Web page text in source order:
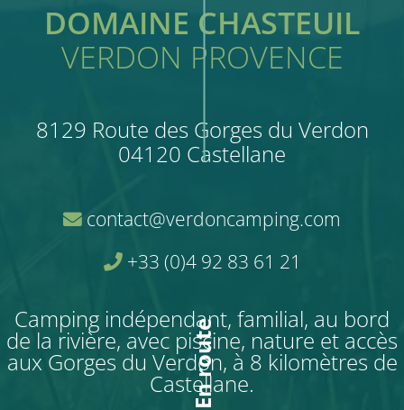
DOMAINE CHASTEUIL
VERDON PROVENCE
8129 Route des Gorges du Verdon
04120 Castellane
contact@verdoncamping.com
+33 (0)4 92 83 61 21
Camping indépendant, familial, au bord
de la rivière, avec piscine, nature et accès
aux Gorges du Verdon, à 8 kilomètres de
Castellane.
En route